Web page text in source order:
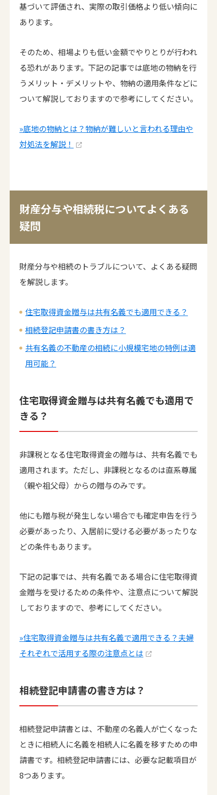
基づいて評価され、実際の取引価格より低い傾向に
あります。
そのため、相場よりも低い金額でやりとりが行われ
る恐れがあります。下記の記事では底地の物納を行
うメリット・デメリットや、物納の適用条件などに
ついて解説しておりますので参考にしてください。
»底地の物納とは？物納が難しいと言われる理由や
対処法を解説！
財産分与や相続税についてよくある
疑問
財産分与や相続のトラブルについて、よくある疑問
を解説します。
住宅取得資金贈与は共有名義でも適用できる？
相続登記申請書の書き方は？
共有名義の不動産の相続に小規模宅地の特例は適
用可能？
住宅取得資金贈与は共有名義でも適用で
きる？
非課税となる住宅取得資金の贈与は、共有名義でも
適用されます。ただし、非課税となるのは直系尊属
（親や祖父母）からの贈与のみです。
他にも贈与税が発生しない場合でも確定申告を行う
必要があったり、入居前に受ける必要があったりな
どの条件もあります。
下記の記事では、共有名義である場合に住宅取得資
金贈与を受けるための条件や、注意点について解説
しておりますので、参考にしてください。
»住宅取得資金贈与は共有名義で適用できる？夫婦
それぞれで活用する際の注意点とは
相続登記申請書の書き方は？
相続登記申請書とは、不動産の名義人が亡くなった
ときに相続人に名義を相続人に名義を移すための申
請書です。相続登記申請書には、必要な記載項目が
8つあります。